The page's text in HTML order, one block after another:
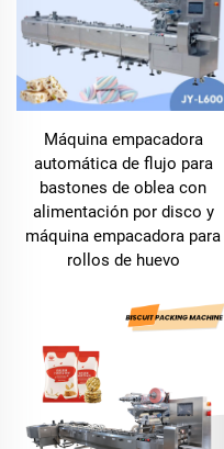
Máquina empacadora
automática de flujo para
bastones de oblea con
alimentación por disco y
máquina empacadora para
rollos de huevo